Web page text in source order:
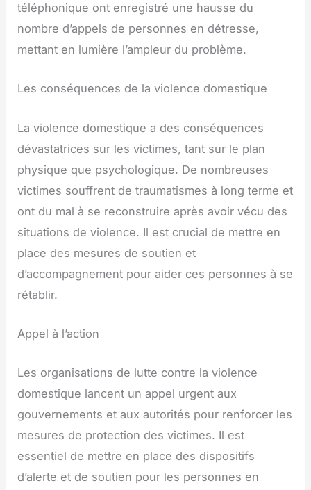
téléphonique ont enregistré une hausse du
nombre d’appels de personnes en détresse,
mettant en lumière l’ampleur du problème.
Les conséquences de la violence domestique
La violence domestique a des conséquences
dévastatrices sur les victimes, tant sur le plan
physique que psychologique. De nombreuses
victimes souffrent de traumatismes à long terme et
ont du mal à se reconstruire après avoir vécu des
situations de violence. Il est crucial de mettre en
place des mesures de soutien et
d’accompagnement pour aider ces personnes à se
rétablir.
Appel à l’action
Les organisations de lutte contre la violence
domestique lancent un appel urgent aux
gouvernements et aux autorités pour renforcer les
mesures de protection des victimes. Il est
essentiel de mettre en place des dispositifs
d’alerte et de soutien pour les personnes en